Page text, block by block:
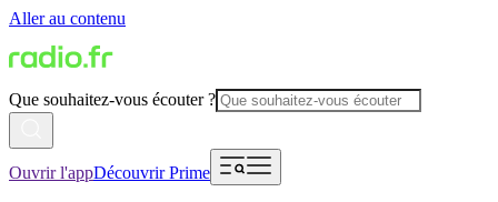
Aller au contenu
Que souhaitez-vous écouter ?
Ouvrir l'appDécouvrir Prime